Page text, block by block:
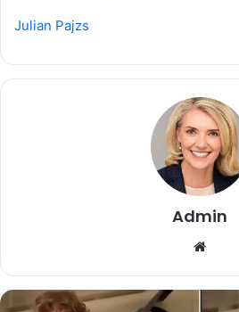
Julian Pajzs
Admin